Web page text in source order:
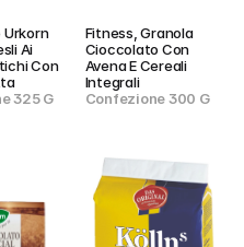
Urkorn
Ai
Con
325 G
Fitness, Granola
Cioccolato Con
Avena E Cereali
Integrali
Confezione 300 G